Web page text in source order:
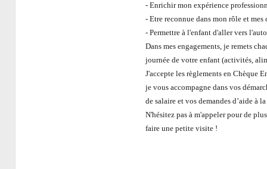
- Enrichir mon expérience
- Etre reconnue dans mon rôle et mes
- Permettre à l'enfant d'aller vers
Dans mes engagements, je remets
journée de votre enfant (activités,
J'accepte les règlements en Chèque
je vous accompagne dans vos
de salaire et vos demandes d’aide à
N'hésitez pas à m'appeler pour de
faire une petite visite !